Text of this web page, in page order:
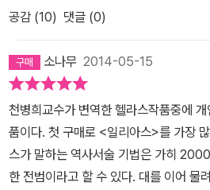
근동(近東) 역사를 요약해가는 것도 매
다. 책 곳곳에 삽입된 옛이야기나 설화에
그만의 매력과 타고난 재능을 유감없이 보여준다. 제1권
로도토스는 자신의 이름을 밝힌 뒤 그리
간이 이루어낸 위대한 업적이 망각되지
게 된 원인을 밝히고자 이 책을 쓴다고
시아 전쟁의 배경을 설명한다. 뤼디아는
공감 (10) 댓글 (0)
소나무 2014-05-15
천병희교수가 변역한 헬라스작품중에
품이다. 첫 구매로 <일리아스>를 가장
스가 말하는 역사서술 기법은 가히
한 전범이라고 할 수 있다. 대를 이어 물